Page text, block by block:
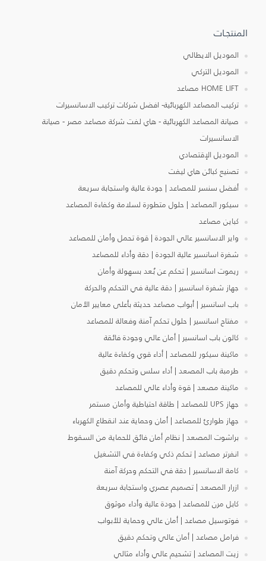
المنتجـات
الموديل الايطالي
الموديل التركي
HOME LIFT مصاعد
تركيب المصاعد الكهربائية- افضل شركات تركيب الاسانسيرات
صيانة المصاعد الكهربائية - هاي لفت شركة مصاعد مصر - صيانة
الاسانسيرات
الموديل الإقتصادي
تصنيع كبائن هاي ليفت
أفضل سنسر للمصاعد | جودة عالية واستجابة سريعة
سيكور المصاعد | حلول متطورة لسلامة وكفاءة المصاعد
كباين مصاعد
واير الاسانسير عالي الجودة | قوة تحمل وأمان للمصاعد
شفرة اسانسير عالية الجودة | دقة وأداء للمصاعد
ريموت اسانسير | تحكم عن بُعد بسهولة وأمان
جهاز شفرة اسانسير | دقة عالية في التحكم والحركة
باب اسانسير | أبواب مصاعد حديثة بأعلى معايير الأمان
مفتاح اسانسير | حلول تحكم آمنة وفعالة للمصاعد
كالون باب اسانسير | أمان عالي وجودة فائقة
ماكينة سيكور للمصاعد | أداء قوي وكفاءة عالية
طرمبة باب المصعد | أداء سلس وتحكم دقيق
ماكينة مصعد | قوة وأداء عالي للمصاعد
جهاز UPS للمصاعد | طاقة احتياطية وأمان مستمر
جهاز طوارئ للمصاعد | أمان وحماية عند انقطاع الكهرباء
براشوت المصعد | نظام أمان فائق للحماية من السقوط
انفرتر مصاعد | تحكم ذكي وكفاءة في التشغيل
كامة الاسانسير | دقة في التحكم وحركة آمنة
ازرار المصعد | تصميم عصري واستجابة سريعة
كابل مرن للمصاعد | جودة عالية وأداء موثوق
فوتوسيل مصاعد | أمان عالي وحماية للأبواب
فرامل مصاعد | أمان عالي وتحكم دقيق
زيت المصاعد | تشحيم عالي وأداء مثالي